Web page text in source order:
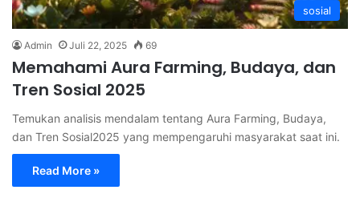
sosial
Admin Juli 22, 2025 69
Memahami Aura Farming, Budaya, dan
Tren Sosial 2025
Temukan analisis mendalam tentang Aura Farming, Budaya,
dan Tren Sosial2025 yang mempengaruhi masyarakat saat ini.
Read More »